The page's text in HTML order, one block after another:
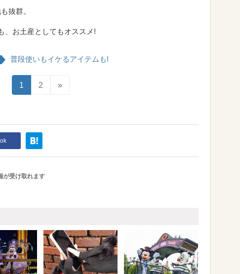
抜群。
、お土産としてもオススメ!
普段使いもイケるアイテムも!
1 2 »
が受け取れます